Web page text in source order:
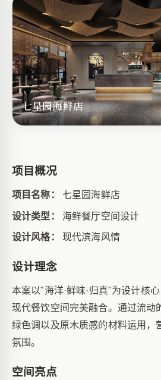
七星园海鲜店
项目概况
项目名称： 七星园海鲜店
设计类型： 海鲜餐厅空间设计
设计风格： 现代滨海风情
设计理念
本案以"海洋·鲜味·归真"为设计核
现代餐饮空间完美融合。通过流动
绿色调以及原木质感的材料运用，
氛围。
空间亮点